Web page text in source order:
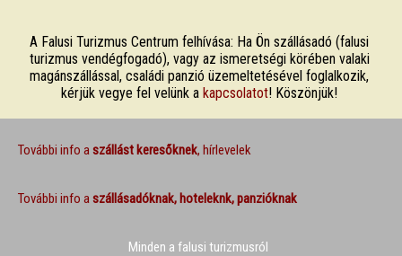
A Falusi Turizmus Centrum felhívása: Ha Ön szállásadó (falusi
turizmus vendégfogadó), vagy az ismeretségi körében valaki
magánszállással, családi panzió üzemeltetésével foglalkozik,
kérjük vegye fel velünk akapcsolatot! Köszönjük!
További info aszállást keresőknek, hírlevelek
További info aszállásadóknak, hoteleknk, panzióknak
Minden a falusi turizmusról